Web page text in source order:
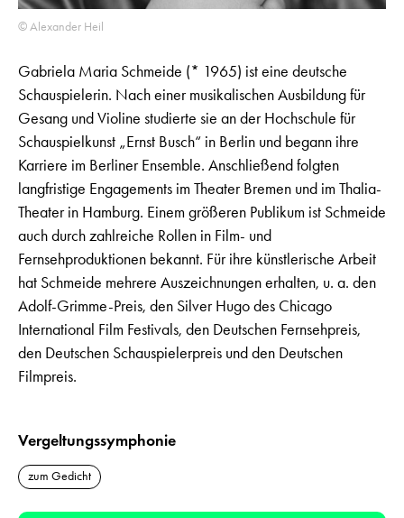
© Alexander Heil
Gabriela Maria Schmeide (* 1965) ist eine deutsche
Schauspielerin. Nach einer musikalischen Ausbildung für
Gesang und Violine studierte sie an der Hochschule für
Schauspielkunst „Ernst Busch“ in Berlin und begann ihre
Karriere im Berliner Ensemble. Anschließend folgten
langfristige Engagements im Theater Bremen und im Thalia-
Theater in Hamburg. Einem größeren Publikum ist Schmeide
auch durch zahlreiche Rollen in Film- und
Fernsehproduktionen bekannt. Für ihre künstlerische Arbeit
hat Schmeide mehrere Auszeichnungen erhalten, u. a. den
Adolf-Grimme-Preis, den Silver Hugo des Chicago
International Film Festivals, den Deutschen Fernsehpreis,
den Deutschen Schauspielerpreis und den Deutschen
Filmpreis.
Vergeltungssymphonie
zum Gedicht